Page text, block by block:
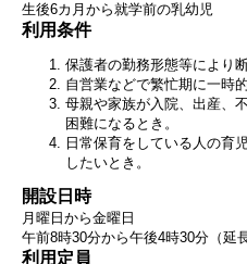
生後6カ月から就学前の乳幼児
利用条件
保護者の勤務形態等により
自営業などで繁忙期に一時
母親や家族が入院、出産、
困難になるとき。
日常保育をしている人の育
したいとき。
開設日時
月曜日から金曜日
午前8時30分から午後4時30分（延
利用定員